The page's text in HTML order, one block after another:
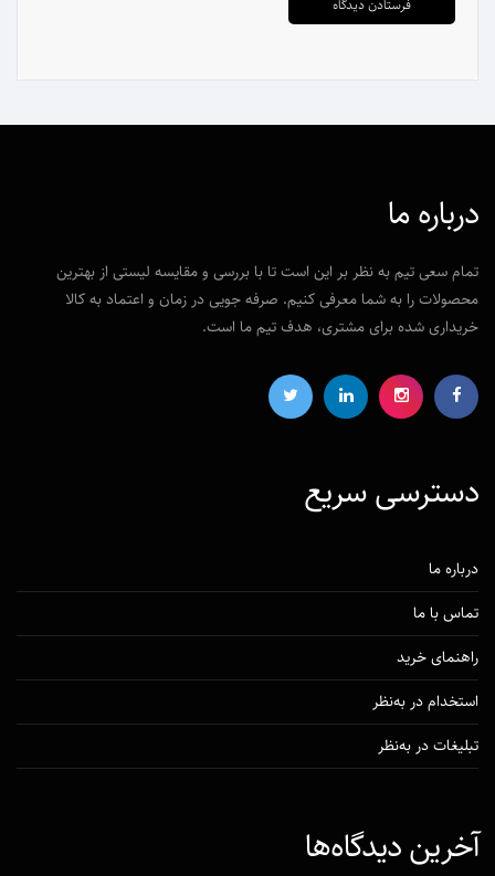
درباره ما
تمام سعی تیم به نظر بر این است تا با بررسی و مقایسه لیستی از بهترین
محصولات را به شما معرفی کنیم. صرفه جویی در زمان و اعتماد به کالا
خریداری شده برای مشتری، هدف تیم ما است.
دسترسی‌ سریع
درباره ما
تماس با ما
راهنمای خرید
استخدام در به‌نظر
تبلیغات در به‌نظر
آخرین دیدگاه‌ها